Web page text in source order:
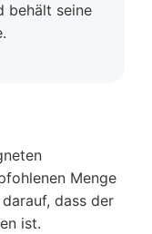
behält seine
Menge
dass der
ist.